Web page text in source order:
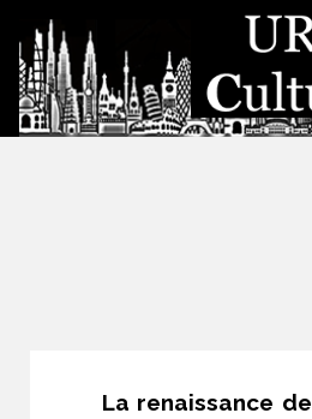
La renaissance